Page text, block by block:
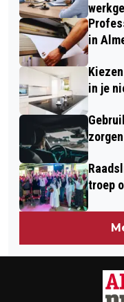
in
in je
troep